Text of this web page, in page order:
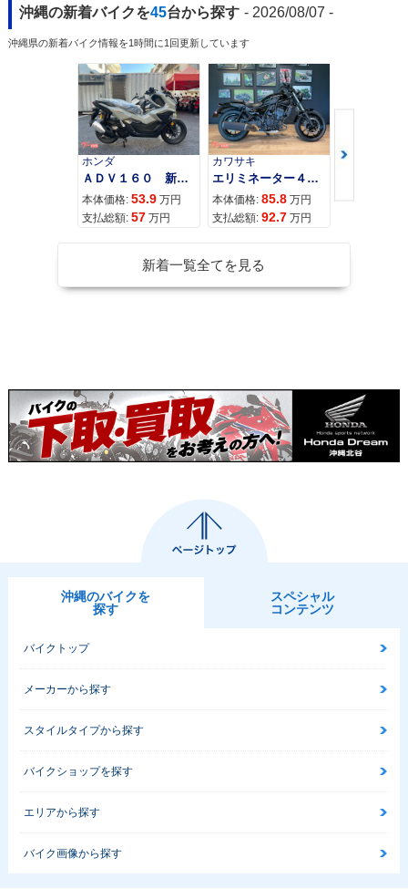
沖縄の新着バイクを45台から探す - 2026/08/07 -
沖縄県の新着バイク情報を1時間に1回更新しています
ホンダ
ＡＤＶ１６０ 新車 ２０２６年最新モデル パールスモーキーグレー スマートキー ２９Ｌメットイン ＵＳＢ Ｔｙｐｅ−Ｃ装備
本体価格: 53.9 万円
支払総額: 57 万円
カワサキ
エリミネーター４００
本体価格: 85.8 万円
支払総額: 92.7 万円
カワサキ
本体価格:
新着一覧全てを見る
沖縄のバイクを
探す
スペシャル
コンテンツ
バイクトップ
メーカーから探す
スタイルタイプから探す
バイクショップを探す
エリアから探す
バイク画像から探す